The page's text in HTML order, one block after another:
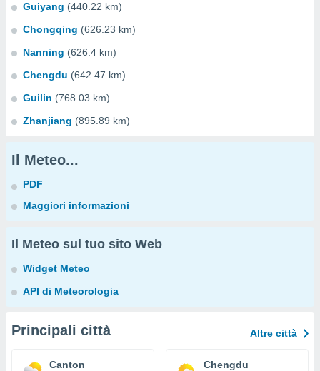
Guiyang (440.22 km)
Chongqing (626.23 km)
Nanning (626.4 km)
Chengdu (642.47 km)
Guilin (768.03 km)
Zhanjiang (895.89 km)
Il Meteo...
PDF
Maggiori informazioni
Il Meteo sul tuo sito Web
Widget Meteo
API di Meteorologia
Principali città Altre città
Canton Chengdu